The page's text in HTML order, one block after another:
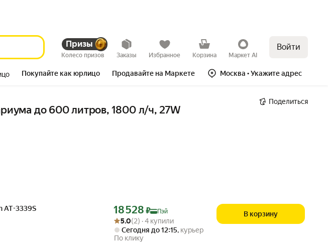
Призы
Колесо призов Заказы Избранное Корзина Маркет AI
Войти
Покупайте как юрлицо Продавайте на Маркете Москва • Укажите адрес
до 600 литров, 1800 л/ч, 27W
Поделиться
AT-3339S
Цена с картой Яндекс Пэй 18528 ₽ вместо
18 528 ₽
Пэй
Рейтинг товара: 5.0 из 5
Оценок: (2) · 4 купили
5.0(2) · 4 купили
Сегодня до 12:15, курьер
По клику
В корзину